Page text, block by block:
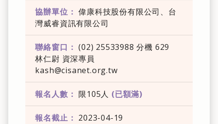
協辦單位： 偉康科技股份有限公司、台
灣威睿資訊有限公司
聯絡窗口： (02) 25533988 分機 629
林仁尉 資深專員
kash@cisanet.org.tw
報名人數： 限105人 (已額滿)
報名截止： 2023-04-19